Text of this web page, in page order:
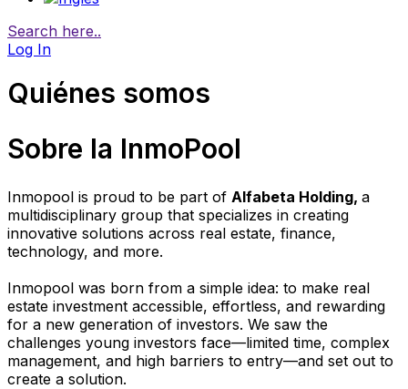
Search here..
Log In
Quiénes somos
Sobre la InmoPool
Inmopool is proud to be part of Alfabeta Holding, a
multidisciplinary group that specializes in creating
innovative solutions across real estate, finance,
technology, and more.
Inmopool was born from a simple idea: to make real
estate investment accessible, effortless, and rewarding
for a new generation of investors. We saw the
challenges young investors face—limited time, complex
management, and high barriers to entry—and set out to
create a solution.